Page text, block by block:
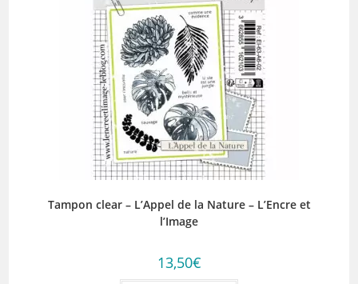
Tampon clear – L’Appel de la Nature – L’Encre et
l’Image
13,50€